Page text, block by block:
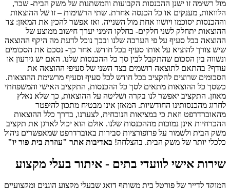
מול רשימה זו ישנן ההכנסות הקבועות והמשתנות של משק הבית- שכר,
הלוואות, מענקים או כל הכנסה אחרת. שתי הרשימות – זו של ההוצאות
וההכנסות יסוכמו ויושוו אחת מול השנייה. ואז אפשר להכין את המאזן: צד
ההוצאות יתחלק לשני חלקים- בחלקו הימני יערך חישוב ממוצע של
ההוצאה בכל סעיף על פי הערכה שלנו ובכך נוכל לדעת מה היקף ההוצאה
שיש צורך להוציא על אותו סעיף בכל חודש. אחר כך- נסכם את הסכומים
ונשווה בין הסכום שהתקבל לבין סך כל ההכנסות שלנו. האם יש גירעון או
עודף? בהתאם לתוצאה רושמים בצד השני של סעיפי ההוצאה את
הסכומים שרוצים להקציב בכל חודש לכל סעיף וסעיף מרשימת ההוצאות.
כשסך כל ההוצאות מתאים לסך כל ההכנסות, התקציב האישי והמשפחתי
מאוזן. התקציב יאפשר לנו בקרה ושליטה על ההוצאות, כך שלא נאלץ
לחרוג מהכנסותינו החודשיות. המאזן אינו מבטיח מתכון להיפטר
מהאוברדרפט וזאת כי במציאות הנוכחית, לצערנו, בדרך כלל ההוצאות
ההכרחיות אינן נמוכות מההכנסות שלנו. אולם הוא יכול לארגן את תקציב
משק הבית ולשמור על פרופורציות סבירות באוברדרפט שמאפשרים ניהול
כלכלי יותר של משק הבית. בהצלחה! באדיבות אתר "עוזרת בית פור יו"
שירות אישי לוועדי בתים - איתור בעלי מקצוע
המוקד לדייר של פורטל בית משותף דואג שבעלי מקצוע הוגנים ומקצועיים